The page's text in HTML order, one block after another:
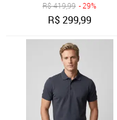
R$419,99 - 29%
R$299,99